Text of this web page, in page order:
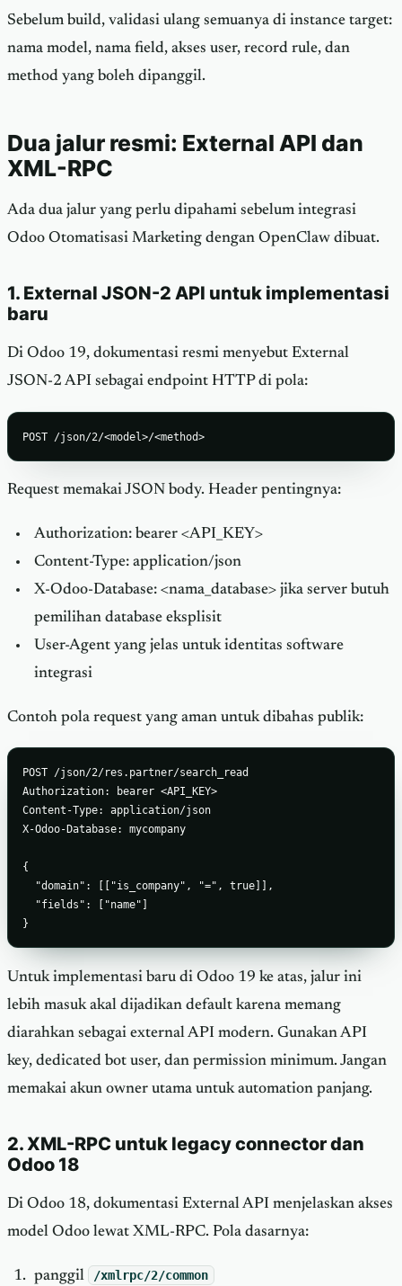
Sebelum build, validasi ulang semuanya di instance target:
nama model, nama field, akses user, record rule, dan
method yang boleh dipanggil.
Dua jalur resmi: External API dan
XML-RPC
Ada dua jalur yang perlu dipahami sebelum integrasi
Odoo Otomatisasi Marketing dengan OpenClaw dibuat.
1. External JSON-2 API untuk implementasi
baru
Di Odoo 19, dokumentasi resmi menyebut External
JSON-2 API sebagai endpoint HTTP di pola:
POST /json/2/<model>/<method>
Request memakai JSON body. Header pentingnya:
Authorization: bearer <API_KEY>
Content-Type: application/json
X-Odoo-Database: <nama_database> jika server butuh
pemilihan database eksplisit
User-Agent yang jelas untuk identitas software
integrasi
Contoh pola request yang aman untuk dibahas publik:
POST /json/2/res.partner/search_read
Authorization: bearer <API_KEY>
Content-Type: application/json
X-Odoo-Database: mycompany
{
  "domain": [["is_company", "=", true]],
  "fields": ["name"]
}
Untuk implementasi baru di Odoo 19 ke atas, jalur ini
lebih masuk akal dijadikan default karena memang
diarahkan sebagai external API modern. Gunakan API
key, dedicated bot user, dan permission minimum. Jangan
memakai akun owner utama untuk automation panjang.
2. XML-RPC untuk legacy connector dan
Odoo 18
Di Odoo 18, dokumentasi External API menjelaskan akses
model Odoo lewat XML-RPC. Pola dasarnya:
panggil /xmlrpc/2/common